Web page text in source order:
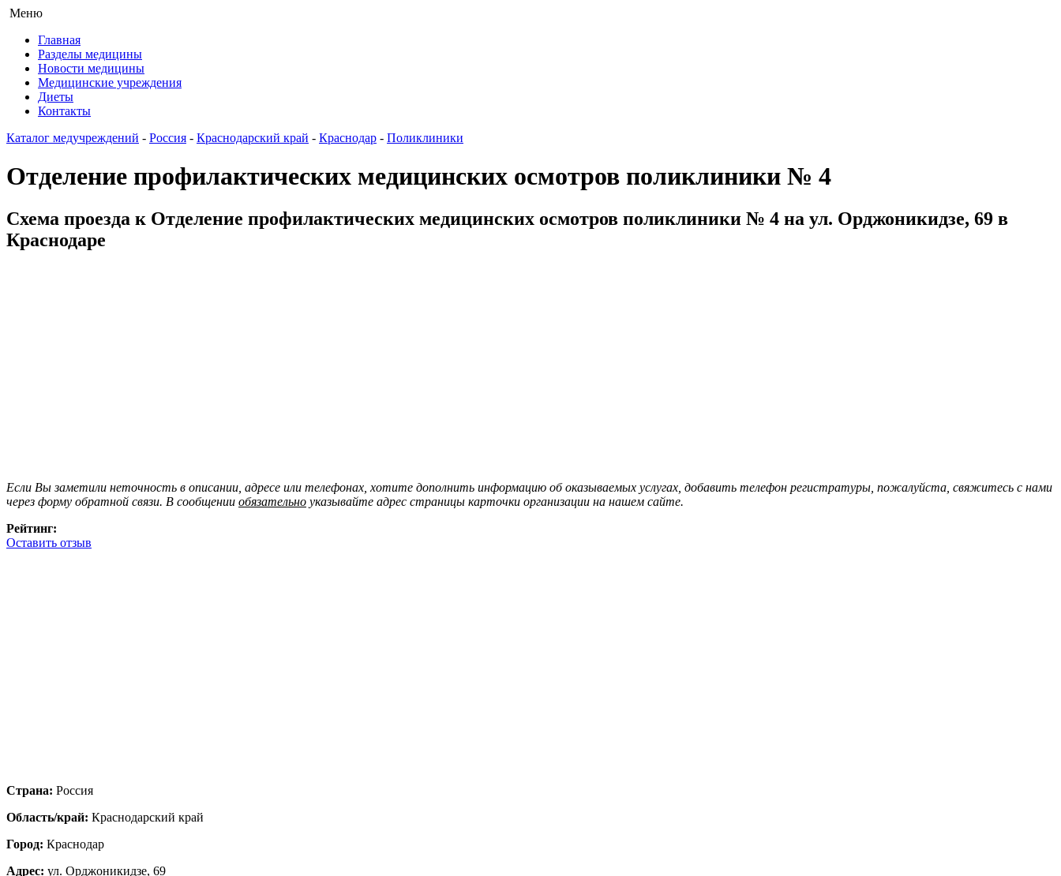
Меню
Главная
Разделы медицины
Новости медицины
Медицинские учреждения
Диеты
Контакты
Каталог медучреждений - Россия - Краснодарский край - Краснодар - Поликлиники
Отделение профилактических медицинских осмотров поликлиники № 4
Схема проезда к Отделение профилактических медицинских осмотров поликлиники № 4 на ул. Орджоникидзе, 69 в
Краснодаре
Если Вы заметили неточность в описании, адресе или телефонах, хотите дополнить информацию об оказываемых услугах, добавить телефон регистратуры, пожалуйста, свяжитесь с нами
через форму обратной связи. В сообщении обязательно указывайте адрес страницы карточки организации на нашем сайте.
Рейтинг:
Оставить отзыв
Страна: Россия
Область/край: Краснодарский край
Город: Краснодар
Адрес: ул. Орджоникидзе, 69